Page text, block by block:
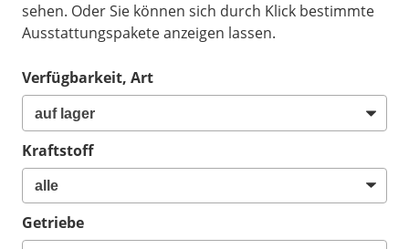
sehen. Oder Sie können sich durch Klick bestimmte
Ausstattungspakete anzeigen lassen.
Verfügbarkeit, Art
Kraftstoff
Getriebe